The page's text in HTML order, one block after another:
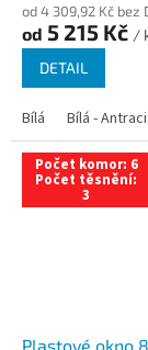
od 4 309,92 Kč bez
od 5 215 Kč /
DETAIL
Bílá Bílá -
Počet komor: 6
Počet těsnění:
3
Plastové okno